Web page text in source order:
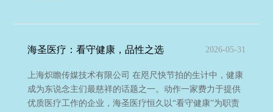
海圣医疗：看守健康，品性之选 2026-05-31
上海炽瞻传媒技术有限公司 在咫尺快节拍的生计中，健康
成为东说念主们最慈祥的话题之一。动作一家费力于提供
优质医疗工作的企业，海圣医疗恒久以“看守健康”为职责